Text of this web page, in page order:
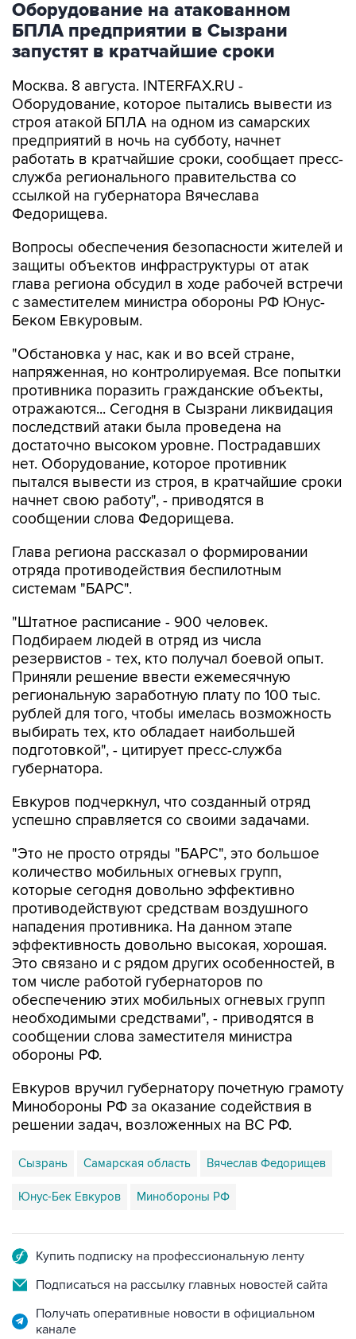
Оборудование на атакованном
БПЛА предприятии в Сызрани
запустят в кратчайшие сроки
Москва. 8 августа. INTERFAX.RU -
Оборудование, которое пытались вывести из
строя атакой БПЛА на одном из самарских
предприятий в ночь на субботу, начнет
работать в кратчайшие сроки, сообщает пресс-
служба регионального правительства со
ссылкой на губернатора Вячеслава
Федорищева.
Вопросы обеспечения безопасности жителей и
защиты объектов инфраструктуры от атак
глава региона обсудил в ходе рабочей встречи
с заместителем министра обороны РФ Юнус-
Беком Евкуровым.
"Обстановка у нас, как и во всей стране,
напряженная, но контролируемая. Все попытки
противника поразить гражданские объекты,
отражаются... Сегодня в Сызрани ликвидация
последствий атаки была проведена на
достаточно высоком уровне. Пострадавших
нет. Оборудование, которое противник
пытался вывести из строя, в кратчайшие сроки
начнет свою работу", - приводятся в
сообщении слова Федорищева.
Глава региона рассказал о формировании
отряда противодействия беспилотным
системам "БАРС".
"Штатное расписание - 900 человек.
Подбираем людей в отряд из числа
резервистов - тех, кто получал боевой опыт.
Приняли решение ввести ежемесячную
региональную заработную плату по 100 тыс.
рублей для того, чтобы имелась возможность
выбирать тех, кто обладает наибольшей
подготовкой", - цитирует пресс-служба
губернатора.
Евкуров подчеркнул, что созданный отряд
успешно справляется со своими задачами.
"Это не просто отряды "БАРС", это большое
количество мобильных огневых групп,
которые сегодня довольно эффективно
противодействуют средствам воздушного
нападения противника. На данном этапе
эффективность довольно высокая, хорошая.
Это связано и с рядом других особенностей, в
том числе работой губернаторов по
обеспечению этих мобильных огневых групп
необходимыми средствами", - приводятся в
сообщении слова заместителя министра
обороны РФ.
Евкуров вручил губернатору почетную грамоту
Минобороны РФ за оказание содействия в
решении задач, возложенных на ВС РФ.
Сызрань Самарская область Вячеслав Федорищев
Юнус-Бек Евкуров Минобороны РФ
Купить подписку на профессиональную ленту
Подписаться на рассылку главных новостей сайта
Получать оперативные новости в официальном
канале